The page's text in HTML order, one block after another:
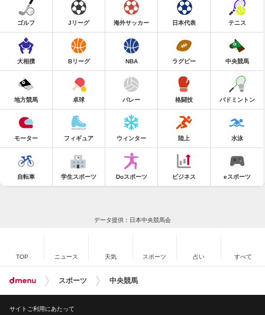
ゴルフ Jリーグ 海外サッカー 日本代表 テニス
大相撲 Bリーグ NBA ラグビー 中央競馬
地方競馬 卓球 バレー 格闘技 バドミントン
モーター フィギュア ウィンター 陸上 水泳
自転車 学生スポーツ Doスポーツ ビジネス eスポーツ
データ提供：日本中央競馬会
TOP ニュース 天気 スポーツ 占い すべて
スポーツ 中央競馬
サイトご利用にあたって